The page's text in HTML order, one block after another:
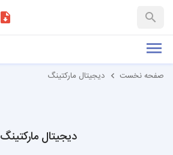
صفحه نخست دیجیتال مارکتینگ
دیجیتال مارکتینگ